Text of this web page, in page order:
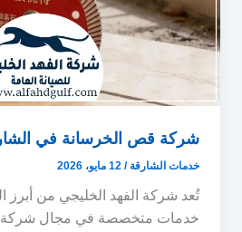
شركة قص الخرسانة في
خدمات الشارقة / 12 مايو، 2026
تُعد شركة الفهد الخليجي من أبرز
خدمات متخصصة في مجال شركة